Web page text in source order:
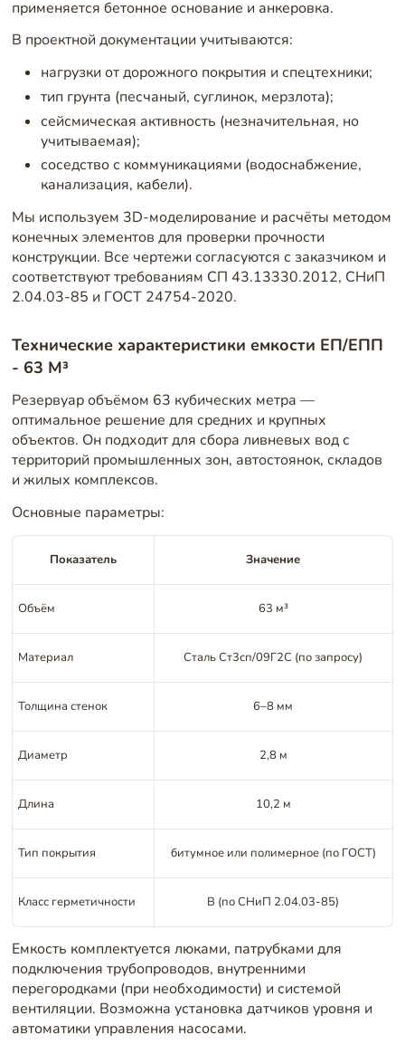
применяется бетонное основание и анкеровка.
В проектной документации учитываются:
нагрузки от дорожного покрытия и спецтехники;
тип грунта (песчаный, суглинок, мерзлота);
сейсмическая активность (незначительная, но
учитываемая);
соседство с коммуникациями (водоснабжение,
канализация, кабели).
Мы используем 3D-моделирование и расчёты методом
конечных элементов для проверки прочности
конструкции. Все чертежи согласуются с заказчиком и
соответствуют требованиям СП 43.13330.2012, СНиП
2.04.03-85 и ГОСТ 24754-2020.
Технические характеристики емкости ЕП/ЕПП
- 63 М³
Резервуар объёмом 63 кубических метра —
оптимальное решение для средних и крупных
объектов. Он подходит для сбора ливневых вод с
территорий промышленных зон, автостоянок, складов
и жилых комплексов.
Основные параметры:
Показатель Значение
Объём 63 м³
Материал Сталь Ст3сп/09Г2С (по запросу)
Толщина стенок 6–8 мм
Диаметр 2,8 м
Длина 10,2 м
Тип покрытия битумное или полимерное (по ГОСТ)
Класс герметичности В (по СНиП 2.04.03-85)
Емкость комплектуется люками, патрубками для
подключения трубопроводов, внутренними
перегородками (при необходимости) и системой
вентиляции. Возможна установка датчиков уровня и
автоматики управления насосами.